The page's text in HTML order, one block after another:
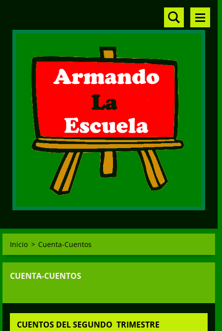
Inicio > Cuenta-Cuentos
CUENTA-CUENTOS
CUENTOS DEL SEGUNDO TRIMESTRE